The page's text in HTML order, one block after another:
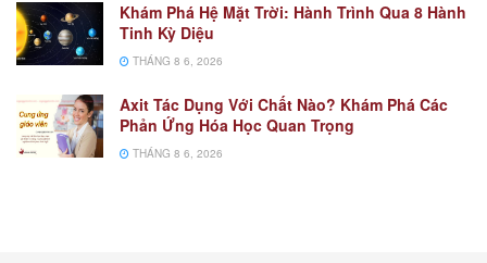
Khám Phá Hệ Mặt Trời: Hành Trình Qua 8 Hành
Tinh Kỳ Diệu
THÁNG 8 6, 2026
Axit Tác Dụng Với Chất Nào? Khám Phá Các
Phản Ứng Hóa Học Quan Trọng
THÁNG 8 6, 2026